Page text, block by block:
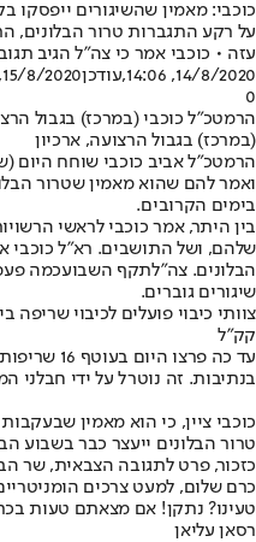
כוכבי: מאמין שהשיגורים ייפסקו
על רקע התגברות טרור הבלונים,
עזה • כוכבי אמר כי צה"ל הגיב תגובה ראויה
14/8/2020, 14:06
,עודכן15/8/2020, 15:58
0
הרמטכ"ל כוכבי (במרכז) בגבול
(במרכז) בגבול הרצועה, ארכיון
הרמטכ"ל אביב כוכבי שוחח היום
ואמר להם שהוא מאמין שטרור
בימים הקרובים.
בין היתר, אמר כוכבי לראשי
שלהם, ושל התושבים. רא"ל כוכבי
הבלונים. צה"לתקף השבועכמה
שיגורים גוברים.
צוותי כיבוי פועלים לכיבוי
קק״ל
עד כה פרצו
בנתיבות. זה נוטרל על ידי חבלני
כוכבי ציין, כי הוא מאמין
טרור הבלונים ייעצר כבר בשבוע
כזכור, פרט לתגובה הצבאית, שר
כרם שלום, למעט צרכים
טעינו? נתקן! אם מצאתם טעות
רסאן עליאן